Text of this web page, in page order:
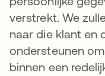
verstrekt. We
naar die klant en
ondersteunen
binnen een